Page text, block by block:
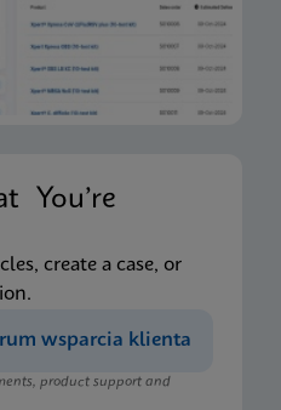
You’re
create a case, or
wsparcia klienta
product support and